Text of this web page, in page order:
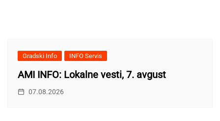
Gradski Info INFO Servis
AMI INFO: Lokalne vesti, 7. avgust
07.08.2026